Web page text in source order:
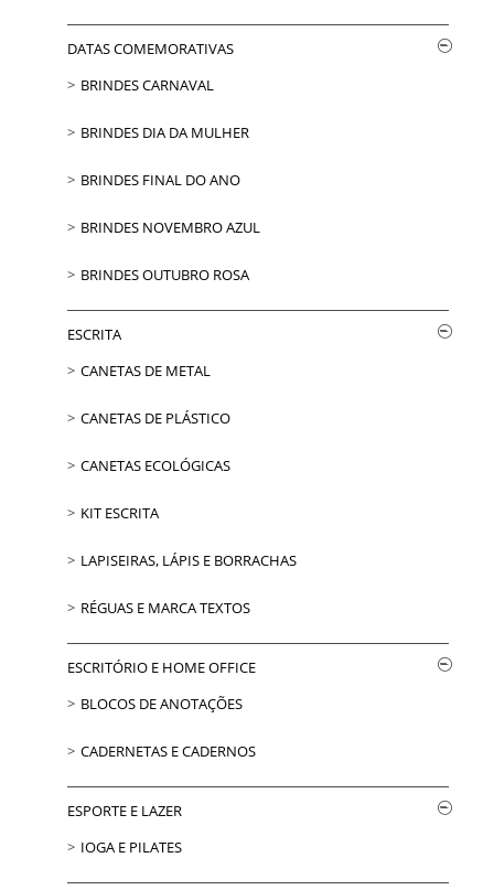
DATAS COMEMORATIVAS
BRINDES CARNAVAL
BRINDES DIA DA MULHER
BRINDES FINAL DO ANO
BRINDES NOVEMBRO AZUL
BRINDES OUTUBRO ROSA
ESCRITA
CANETAS DE METAL
CANETAS DE PLÁSTICO
CANETAS ECOLÓGICAS
KIT ESCRITA
LAPISEIRAS, LÁPIS E BORRACHAS
RÉGUAS E MARCA TEXTOS
ESCRITÓRIO E HOME OFFICE
BLOCOS DE ANOTAÇÕES
CADERNETAS E CADERNOS
ESPORTE E LAZER
IOGA E PILATES